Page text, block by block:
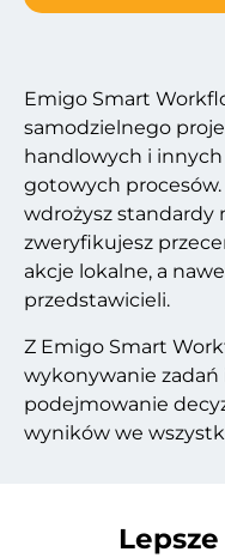
Emigo Smart
samodzielnego
handlowych i
gotowych
wdrożysz standardy
zweryfikujesz
akcje lokalne, a
przedstawicieli.
Z Emigo Smart
wykonywanie zadań
podejmowanie
wyników we